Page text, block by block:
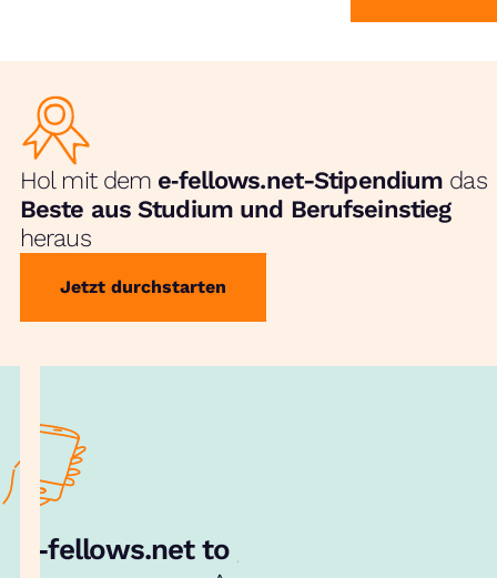
Hol mit dem e‑fellows.net-Stipendium das
Beste aus Studium und Berufseinstieg
heraus
Jetzt durchstarten
e‑fellows.net to go: